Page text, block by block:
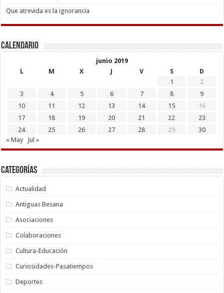
Que atrevida es la ignorancia
Calendario
junio 2019
L
M X J V S
D
1
2
3
4 5 6 7 8
9
10
11 12 13 14 15
16
17
18 19 20 21 22
23
24
25 26 27 28 29
30
« May
Jul »
Categorías
Actualidad
Antiguas Besana
Asociaciones
Colaboraciones
Cultura-Educación
Curiosidades-Pasatiempos
Deportes